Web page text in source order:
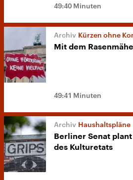
49:40 Minuten
Kürzen ohne
Mit dem
49:41 Minuten
Haushaltspläne
Berliner Senat
des Kulturetats